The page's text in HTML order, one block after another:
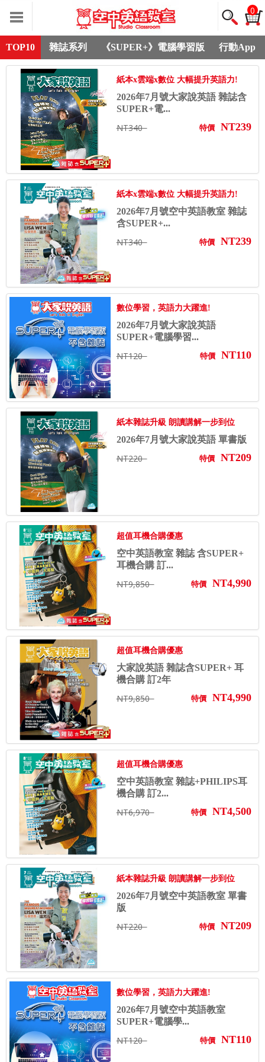
0
TOP10 雜誌系列 《SUPER+》電腦學習版 行動App
紙本x雲端x數位 大幅提升英語力!
2026年7月號大家說英語 雜誌含
SUPER+電...
NT340 特價 NT239
紙本x雲端x數位 大幅提升英語力!
2026年7月號空中英語教室 雜誌
含SUPER+...
NT340 特價 NT239
數位學習，英語力大躍進!
2026年7月號大家說英語
SUPER+電腦學習...
NT120 特價 NT110
紙本雜誌升級 朗讀講解一步到位
2026年7月號大家說英語 單書版
NT220 特價 NT209
超值耳機合購優惠
空中英語教室 雜誌 含SUPER+
耳機合購 訂...
NT9,850 特價 NT4,990
超值耳機合購優惠
大家說英語 雜誌含SUPER+ 耳
機合購 訂2年
NT9,850 特價 NT4,990
超值耳機合購優惠
空中英語教室 雜誌+PHILIPS耳
機合購 訂2...
NT6,970 特價 NT4,500
紙本雜誌升級 朗讀講解一步到位
2026年7月號空中英語教室 單書
版
NT220 特價 NT209
數位學習，英語力大躍進!
2026年7月號空中英語教室
SUPER+電腦學...
NT120 特價 NT110